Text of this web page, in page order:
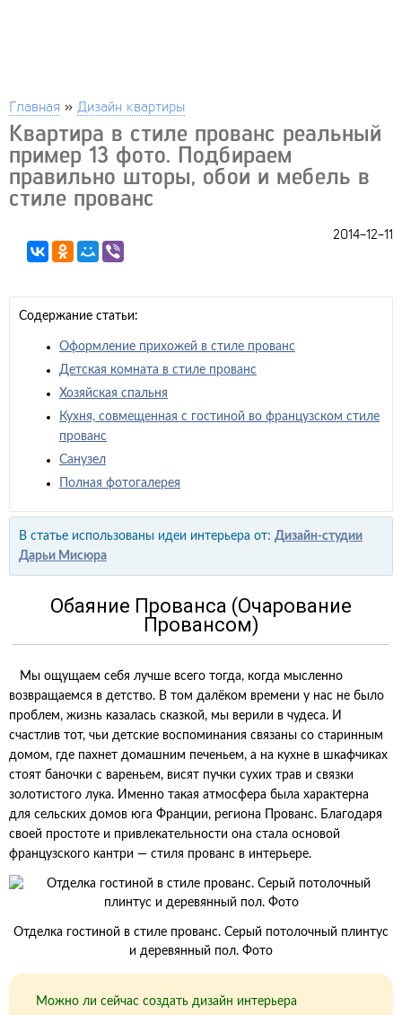
Главная » Дизайн квартиры
Квартира в стиле прованс реальный
пример 13 фото. Подбираем
правильно шторы, обои и мебель в
стиле прованс
2014-12-11
Содержание статьи:
Оформление прихожей в стиле прованс
Детская комната в стиле прованс
Хозяйская спальня
Кухня, совмещенная с гостиной во французском стиле
прованс
Санузел
Полная фотогалерея
В статье использованы идеи интерьера от: Дизайн-студии
Дарьи Мисюра
Обаяние Прованса (Очарование
Провансом)
Мы ощущаем себя лучше всего тогда, когда мысленно
возвращаемся в детство. В том далёком времени у нас не было
проблем, жизнь казалась сказкой, мы верили в чудеса. И
счастлив тот, чьи детские воспоминания связаны со старинным
домом, где пахнет домашним печеньем, а на кухне в шкафчиках
стоят баночки с вареньем, висят пучки сухих трав и связки
золотистого лука. Именно такая атмосфера была характерна
для сельских домов юга Франции, региона Прованс. Благодаря
своей простоте и привлекательности она стала основой
французского кантри — стиля прованс в интерьере.
Отделка гостиной в стиле прованс. Серый потолочный плинтус
и деревянный пол. Фото
Можно ли сейчас создать дизайн интерьера